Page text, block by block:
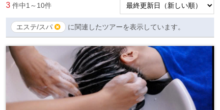
3 件中1～10件
エステ/スパ に関連したツアーを表示しています。